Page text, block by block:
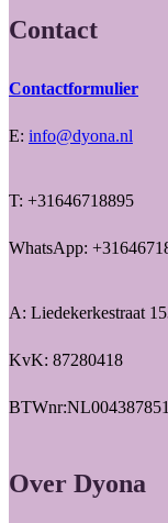
Contact
Contactformulier
E: info@dyona.nl
T: +31646718895
WhatsApp:
A: Liedekerkestraat
KvK: 87280418
Over Dyona